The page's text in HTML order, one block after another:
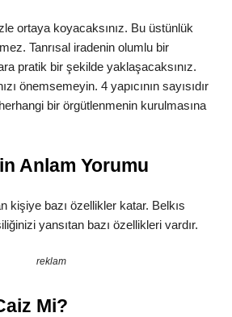
ortaya koyacaksınız. Bu üstünlük
Tanrısal iradenin olumlu bir
pratik bir şekilde yaklaşacaksınız.
önemsemeyin. 4 yapıcının sayısıdır
bir örgütlenmenin kurulmasına
Anlam Yorumu
kişiye bazı özellikler katar. Belkıs
yansıtan bazı özellikleri vardır.
reklam
Mi?